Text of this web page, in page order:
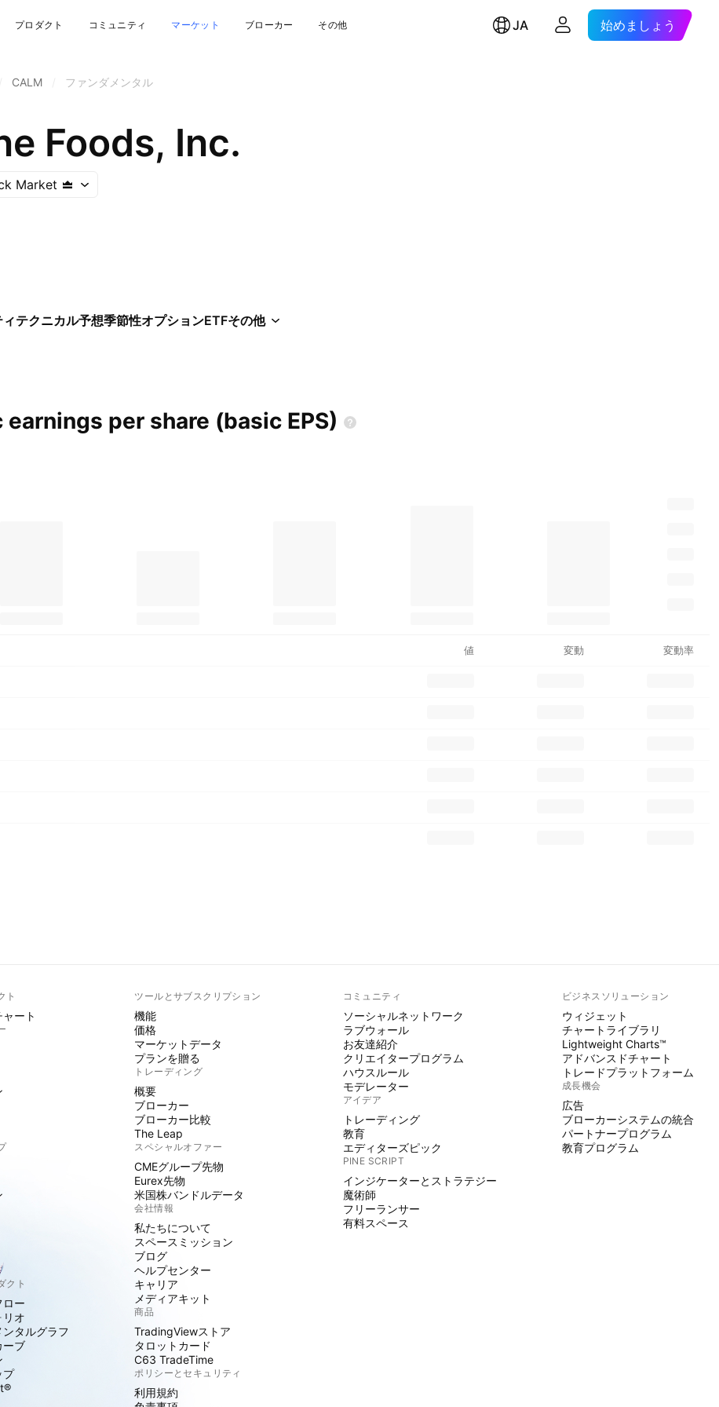
プロダクト コミュニティ マーケット ブローカー その他 JA 始めましょう
CALM ファンダメンタル
Foods, Inc.
Market
テクニカル予想季節性オプションETFその他
earnings per share (basic EPS)
値 変動 変動率
ト
ート
クト
ロー
リオ
タルグラフ
ーブ
プ
ツールとサブスクリプション
機能
価格
マーケットデータ
プランを贈る
トレーディング
概要
ブローカー
ブローカー比較
The Leap
スペシャルオファー
CMEグループ先物
Eurex先物
米国株バンドルデータ
会社情報
私たちについて
スペースミッション
ブログ
ヘルプセンター
キャリア
メディアキット
商品
TradingViewストア
タロットカード
C63 TradeTime
ポリシーとセキュリティ
利用規約
コミュニティ
ソーシャルネットワーク
ラブウォール
お友達紹介
クリエイタープログラム
ハウスルール
モデレーター
アイデア
トレーディング
教育
エディターズピック
PINE SCRIPT
インジケーターとストラテジー
魔術師
フリーランサー
有料スペース
ビジネスソリューション
ウィジェット
チャートライブラリ
Lightweight Charts™
アドバンスドチャート
トレードプラットフォーム
成長機会
広告
ブローカーシステムの統合
パートナープログラム
教育プログラム